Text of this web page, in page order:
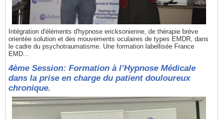
Intégration d'éléments d'hypnose ericksonienne, de thérapie brève
orientée solution et des mouvements oculaires de types EMDR, dans
le cadre du psychotraumatisme. Une formation labellisée France
EMD...
4ème Session: Formation à l’Hypnose Médicale
dans la prise en charge du patient douloureux
chronique.